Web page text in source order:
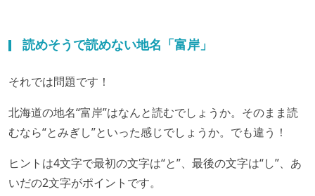
読めそうで読めない地名「富岸」
それでは問題です！
北海道の地名“富岸”はなんと読むでしょうか。そのまま読
むなら“とみぎし”といった感じでしょうか。でも違う！
ヒントは4文字で最初の文字は“と”、最後の文字は“し”、あ
いだの2文字がポイントです。